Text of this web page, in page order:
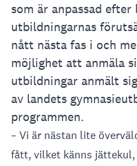
som är anpassad
utbildningarnas
nått nästa fas i och
möjlighet att anmäla
utbildningar anmält
av landets
programmen.
– Vi är nästan lite
fått, vilket känns jättekul,